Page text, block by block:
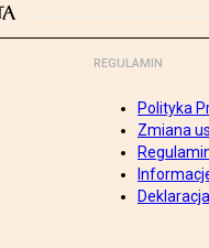
REGULAMIN
Polityka
Zmiana